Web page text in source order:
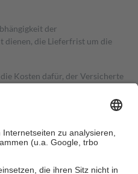
der
dienen, die Lieferfrist um die
Kosten dafür, der Versicherte
Kosten der Leistung